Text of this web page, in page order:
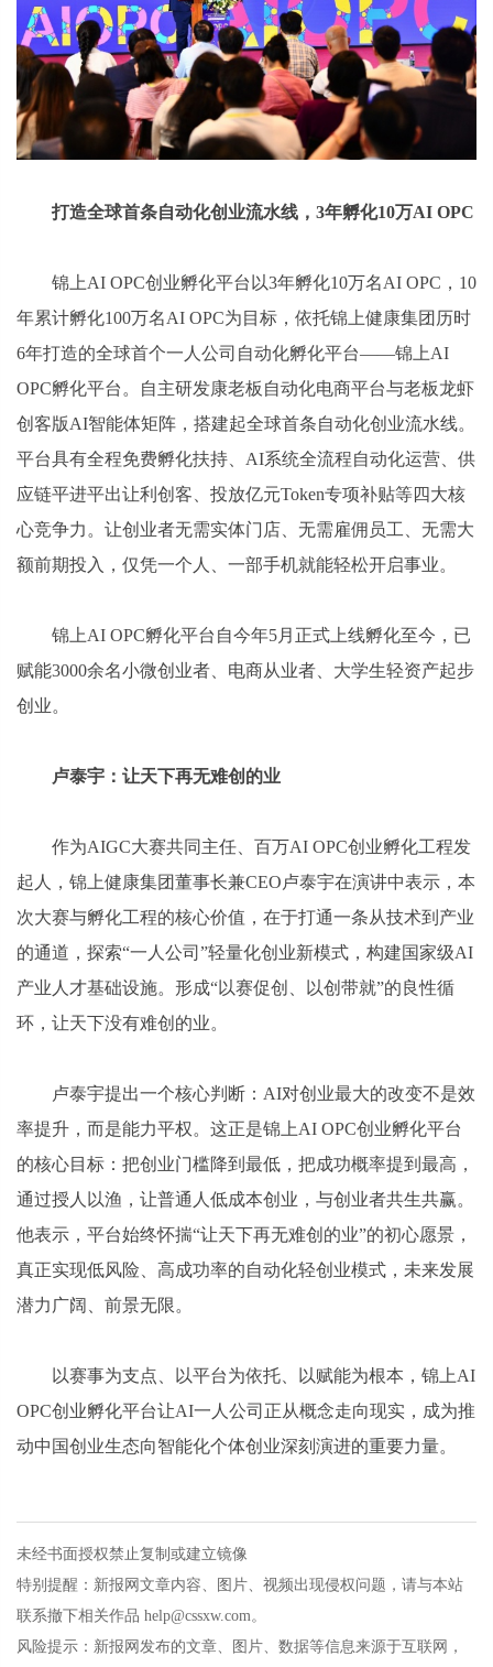
打造全球首条自动化创业流水线，3年孵化10万AI OPC
锦上AI OPC创业孵化平台以3年孵化10万名AI OPC，10
年累计孵化100万名AI OPC为目标，依托锦上健康集团历时
6年打造的全球首个一人公司自动化孵化平台——锦上AI
OPC孵化平台。自主研发康老板自动化电商平台与老板龙虾
创客版AI智能体矩阵，搭建起全球首条自动化创业流水线。
平台具有全程免费孵化扶持、AI系统全流程自动化运营、供
应链平进平出让利创客、投放亿元Token专项补贴等四大核
心竞争力。让创业者无需实体门店、无需雇佣员工、无需大
额前期投入，仅凭一个人、一部手机就能轻松开启事业。
锦上AI OPC孵化平台自今年5月正式上线孵化至今，已
赋能3000余名小微创业者、电商从业者、大学生轻资产起步
创业。
卢泰宇：让天下再无难创的业
作为AIGC大赛共同主任、百万AI OPC创业孵化工程发
起人，锦上健康集团董事长兼CEO卢泰宇在演讲中表示，本
次大赛与孵化工程的核心价值，在于打通一条从技术到产业
的通道，探索“一人公司”轻量化创业新模式，构建国家级AI
产业人才基础设施。形成“以赛促创、以创带就”的良性循
环，让天下没有难创的业。
卢泰宇提出一个核心判断：AI对创业最大的改变不是效
率提升，而是能力平权。这正是锦上AI OPC创业孵化平台
的核心目标：把创业门槛降到最低，把成功概率提到最高，
通过授人以渔，让普通人低成本创业，与创业者共生共赢。
他表示，平台始终怀揣“让天下再无难创的业”的初心愿景，
真正实现低风险、高成功率的自动化轻创业模式，未来发展
潜力广阔、前景无限。
以赛事为支点、以平台为依托、以赋能为根本，锦上AI
OPC创业孵化平台让AI一人公司正从概念走向现实，成为推
动中国创业生态向智能化个体创业深刻演进的重要力量。
未经书面授权禁止复制或建立镜像
特别提醒：新报网文章内容、图片、视频出现侵权问题，请与本站
联系撤下相关作品 help@cssxw.com。
风险提示：新报网发布的文章、图片、数据等信息来源于互联网，